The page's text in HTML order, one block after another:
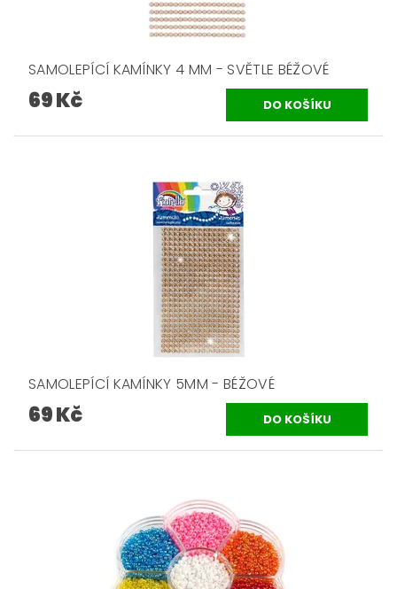
SAMOLEPÍCÍ KAMÍNKY 4 MM - SVĚTLE BÉŽOVÉ
69 Kč
SAMOLEPÍCÍ KAMÍNKY 5MM - BÉŽOVÉ
69 Kč